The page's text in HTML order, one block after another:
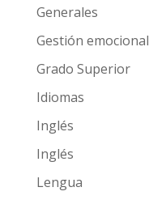
Generales
Gestión emocional
Grado Superior
Idiomas
Inglés
Inglés
Lengua